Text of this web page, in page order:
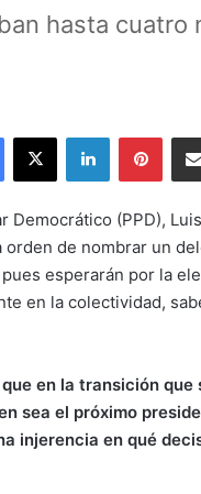
hasta cuatro
Facebook
X LinkedIn
(PPD),
de nombrar un
esperarán por la
en la colectividad,
en la transición que
sea el próximo
injerencia en qué